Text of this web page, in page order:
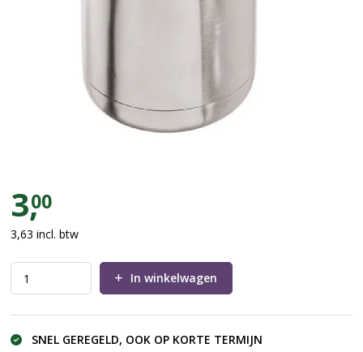
Isoleerkan thee 1,5 liter
3,00
3,63 incl. btw
In winkelwagen
SNEL GEREGELD, OOK OP KORTE TERMIJN